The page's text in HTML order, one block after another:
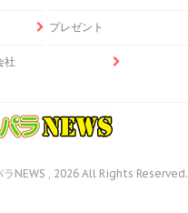
プレゼント
社
NEWS , 2026 All Rights Reserved.